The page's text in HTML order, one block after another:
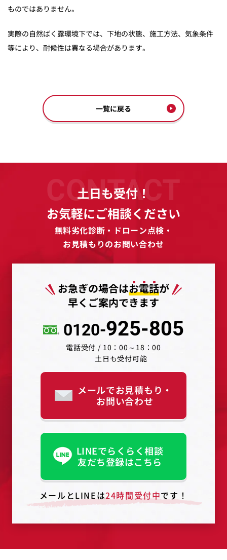
ものではありません。
実際の自然ばく露環境下では、下地の状態、施工方法、気象条件
等により、耐候性は異なる場合があります。
一覧に戻る
CONTACT
土日も受付！
お気軽にご相談ください
無料劣化診断・ドローン点検・
お見積もりのお問い合わせ
お急ぎの場合はお電話が
早くご案内できます
0120-925-805
電話受付 / 10：00～18：00
土日も受付可能
メールでお見積もり・
お問い合わせ
LINEでらくらく相談
友だち登録はこちら
メールとLINEは24時間受付中です！